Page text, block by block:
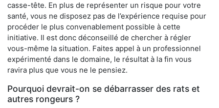
casse-tête. En plus de représenter un risque pour votre
santé, vous ne disposez pas de l’expérience requise pour
procéder le plus convenablement possible à cette
initiative. Il est donc déconseillé de chercher à régler
vous-même la situation. Faites appel à un professionnel
expérimenté dans le domaine, le résultat à la fin vous
ravira plus que vous ne le pensiez.
Pourquoi devrait-on se débarrasser des rats et
autres rongeurs ?